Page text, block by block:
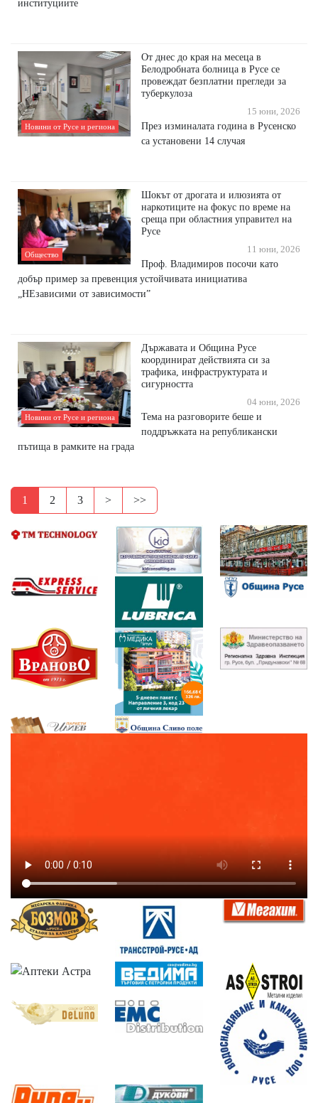
институциите
Новини от Русе и региона
От днес до края на месеца в
Белодробната болница в Русе се
провеждат безплатни прегледи за
туберкулоза
15 юни, 2026
През изминалата година в Русенско
са установени 14 случая
Общество
Шокът от дрогата и илюзията от
наркотиците на фокус по време на
среща при областния управител на
Русе
11 юни, 2026
Проф. Владимиров посочи като
добър пример за превенция устойчивата инициатива
„НЕзависими от зависимости”
Новини от Русе и региона
Държавата и Община Русе
координират действията си за
трафика, инфраструктурата и
сигурността
04 юни, 2026
Тема на разговорите беше и
поддръжката на републикански
пътища в рамките на града
1 2 3 > >>